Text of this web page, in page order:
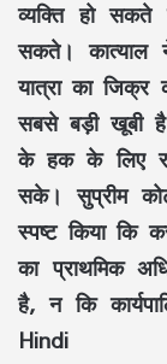
व्यक्ति हो
सकते।
यात्रा का
सबसे बड़ी खूबी है
के हक के लिए
सके। सुप्रीम
स्पष्ट किया कि
का प्राथमिक
है, न कि
Hindi